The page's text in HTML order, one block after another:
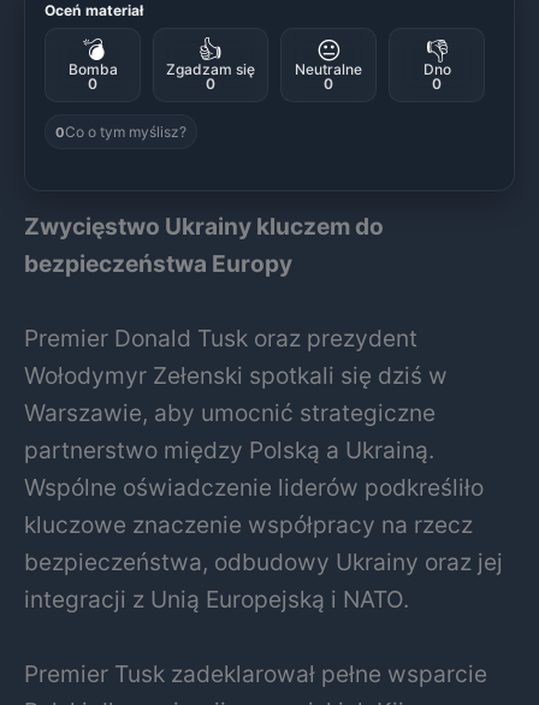
Oceń materiał
💣
Bomba
0
👍
Zgadzam się
0
😐
Neutralne
0
👎
Dno
0
0Co o tym myślisz?
Zwycięstwo Ukrainy kluczem do
bezpieczeństwa Europy
Premier Donald Tusk oraz prezydent
Wołodymyr Zełenski spotkali się dziś w
Warszawie, aby umocnić strategiczne
partnerstwo między Polską a Ukrainą.
Wspólne oświadczenie liderów podkreśliło
kluczowe znaczenie współpracy na rzecz
bezpieczeństwa, odbudowy Ukrainy oraz jej
integracji z Unią Europejską i NATO.
Premier Tusk zadeklarował pełne wsparcie